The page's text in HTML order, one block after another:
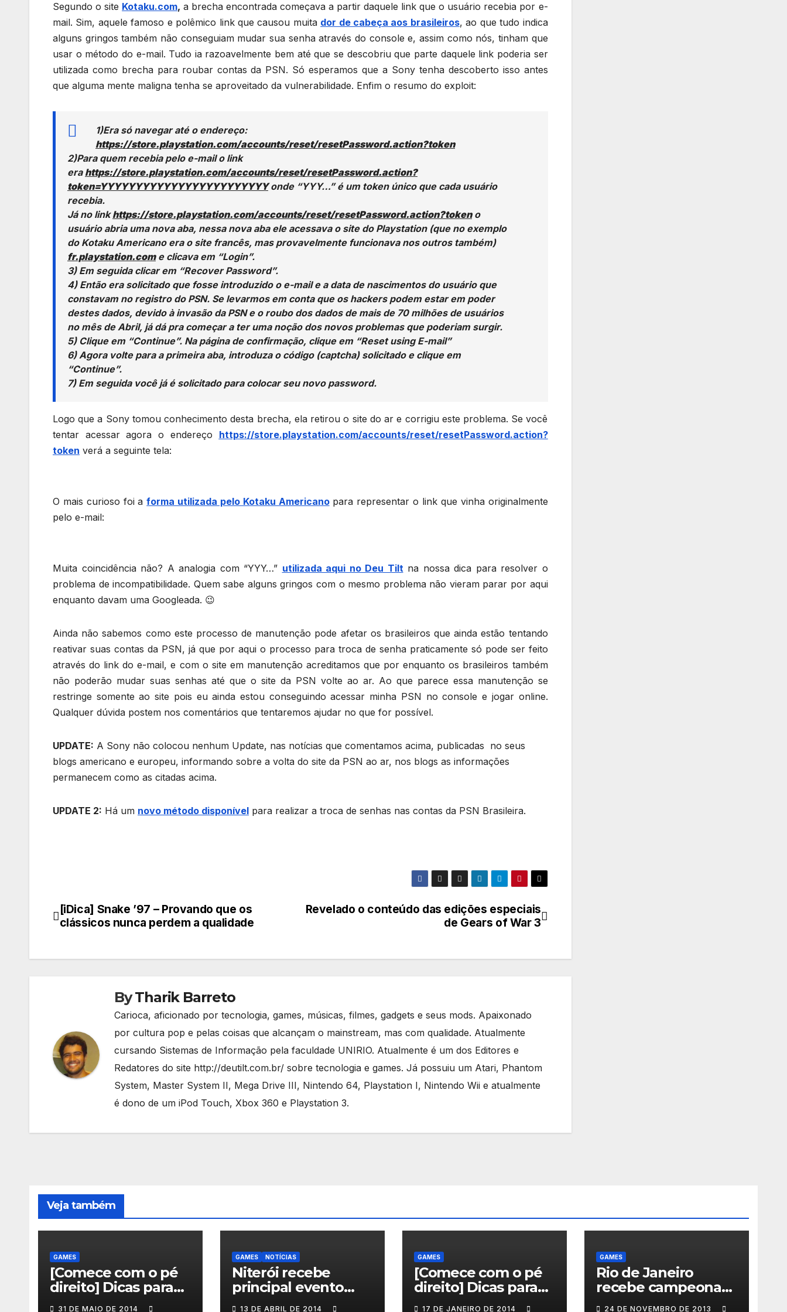
Segundo o site Kotaku.com, a brecha encontrada começava a partir daquele link que o usuário recebia por e-
mail. Sim, aquele famoso e polêmico link que causou muita dor de cabeça aos brasileiros, ao que tudo indica
alguns gringos também não conseguiam mudar sua senha através do console e, assim como nós, tinham que
usar o método do e-mail. Tudo ia razoavelmente bem até que se descobriu que parte daquele link poderia ser
utilizada como brecha para roubar contas da PSN. Só esperamos que a Sony tenha descoberto isso antes
que alguma mente maligna tenha se aproveitado da vulnerabilidade. Enfim o resumo do exploit:
1)Era só navegar até o endereço:
https://store.playstation.com/accounts/reset/resetPassword.action?token
2)Para quem recebia pelo e-mail o link
era https://store.playstation.com/accounts/reset/resetPassword.action?
token=YYYYYYYYYYYYYYYYYYYYYYYYonde “YYY…” é um token único que cada usuário
recebia.
Já no linkhttps://store.playstation.com/accounts/reset/resetPassword.action?tokeno
usuário abria uma nova aba, nessa nova aba ele acessava o site do Playstation (que no exemplo
do Kotaku Americano era o site francês, mas provavelmente funcionava nos outros também)
fr.playstation.come clicava em “Login”.
3) Em seguida clicar em “Recover Password”.
4) Então era solicitado que fosse introduzido o e-mail e a data de nascimentos do usuário que
constavam no registro do PSN. Se levarmos em conta que os hackers podem estar em poder
destes dados, devido à invasão da PSN e o roubo dos dados de mais de 70 milhões de usuários
no mês de Abril, já dá pra começar a ter uma noção dos novos problemas que poderiam surgir.
5) Clique em “Continue”. Na página de confirmação, clique em “Reset using E-mail”
6) Agora volte para a primeira aba, introduza o código (captcha) solicitado e clique em
“Continue”.
7) Em seguida você já é solicitado para colocar seu novo password.
Logo que a Sony tomou conhecimento desta brecha, ela retirou o site do ar e corrigiu este problema. Se você
tentar acessar agora o endereço https://store.playstation.com/accounts/reset/resetPassword.action?
token verá a seguinte tela:
O mais curioso foi aforma utilizada pelo Kotaku Americanopara representar o link que vinha originalmente
pelo e-mail:
Muita coincidência não? A analogia com “YYY…” utilizada aqui no Deu Tiltna nossa dica para resolver o
problema de incompatibilidade. Quem sabe alguns gringos com o mesmo problema não vieram parar por aqui
enquanto davam uma Googleada. 😉
Ainda não sabemos como este processo de manutenção pode afetar os brasileiros que ainda estão tentando
reativar suas contas da PSN, já que por aqui o processo para troca de senha praticamente só pode ser feito
através do link do e-mail, e com o site em manutenção acreditamos que por enquanto os brasileiros também
não poderão mudar suas senhas até que o site da PSN volte ao ar. Ao que parece essa manutenção se
restringe somente ao site pois eu ainda estou conseguindo acessar minha PSN no console e jogar online.
Qualquer dúvida postem nos comentários que tentaremos ajudar no que for possível.
UPDATE: A Sony não colocou nenhum Update, nas notícias que comentamos acima, publicadas no seus
blogs americano e europeu, informando sobre a volta do site da PSN ao ar, nos blogs as informações
permanecem como as citadas acima.
UPDATE 2: Há um novo método disponível para realizar a troca de senhas nas contas da PSN Brasileira.
Navegação
Post
Revelado o conteúdo das edições especiais
de Gears of War 3
[iDica] Snake ’97 – Provando que os
clássicos nunca perdem a qualidade
ByTharik Barreto
Carioca, aficionado por tecnologia, games, músicas, filmes, gadgets e seus mods. Apaixonado
por cultura pop e pelas coisas que alcançam o mainstream, mas com qualidade. Atualmente
cursando Sistemas de Informação pela faculdade UNIRIO. Atualmente é um dos Editores e
Redatores do site http://deutilt.com.br/ sobre tecnologia e games. Já possuiu um Atari, Phantom
System, Master System II, Mega Drive III, Nintendo 64, Playstation I, Nintendo Wii e atualmente
é dono de um iPod Touch, Xbox 360 e Playstation 3.
Veja também
GAMES
[Comece com o pé
direito] Dicas para
quem vai jogar Dust:
31 DE MAIO DE 2014
GAMES NOTÍCIAS
Niterói recebe
principal evento
internacional que
13 DE ABRIL DE 2014
GAMES
[Comece com o pé
direito] Dicas para
quem vai jogar
17 DE JANEIRO DE 2014
GAMES
Rio de Janeiro
recebe campeonato
de games com
24 DE NOVEMBRO DE 2013